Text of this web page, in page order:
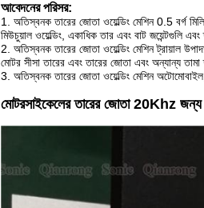
আবেদনের পরিসর:
1. অতিস্বনক তারের জোতা ওয়েল্ডিং মেশিন 0.5 বর্গ
মিউচুয়াল ওয়েল্ডিং, একাধিক তার এবং বাট জয়েন্টগুলি
2. অতিস্বনক তারের জোতা ওয়েল্ডিং মেশিন ট্রায়াল
মোটর সীসা তারের এবং তারের জোতা এবং অন্যান্য তামা
3. অতিস্বনক তারের জোতা ওয়েল্ডিং মেশিন
মোটরসাইকেলের তারের জোতা 20Khz জন্য